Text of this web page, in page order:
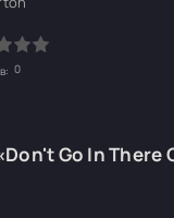
0
Go In There